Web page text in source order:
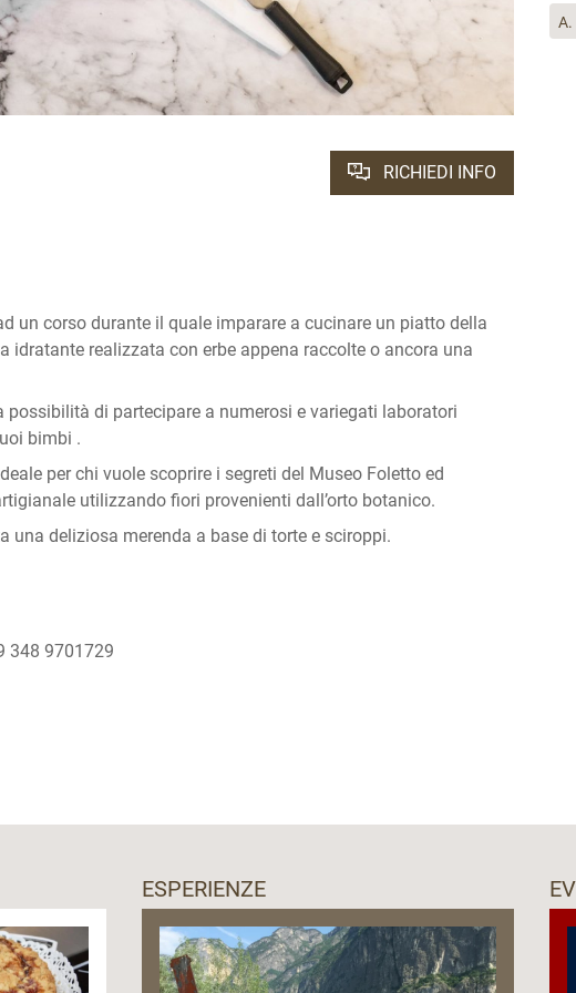
RICHIEDI INFO
un corso durante il quale imparare a cucinare un piatto della
idratante realizzata con erbe appena raccolte o ancora una
di partecipare a numerosi e variegati laboratori
bimbi .
per chi vuole scoprire i segreti del Museo Foletto ed
utilizzando fiori provenienti dall’orto botanico.
una deliziosa merenda a base di torte e sciroppi.
348 9701729
A.
ESPERIENZE